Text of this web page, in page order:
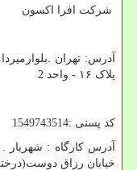
شرکت افرا اکسون
آدرس: تهران
پلاک ۱۶ - واحد 2
کد پستی :1549743514
آدرس کارگاه : شهریار
خیابان رزاق دوست(درختی)